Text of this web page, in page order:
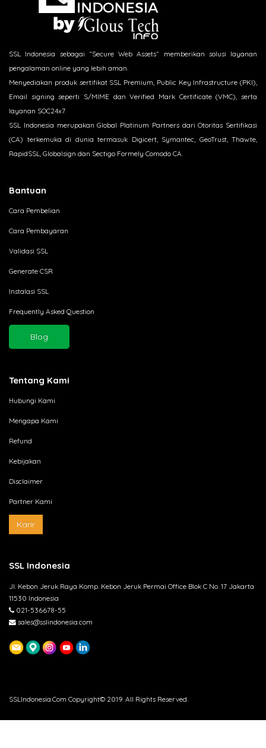
SSL Indonesia sebagai “Secure Web Assets“ memberikan solusi layanan
pengalaman online yang lebih aman.
Menyediakan produk sertifikat SSL Premium, Public Key Infrastructure (PKI),
Email signing seperti S/MIME dan Verified Mark Certificate (VMC), serta
layanan SOC24x7.
SSL Indonesia merupakan Global Platinum Partners dari Otoritas Sertifikasi
(CA) terkemuka di dunia termasuk Digicert, Symantec, GeoTrust, Thawte,
RapidSSL, Globalsign dan Sectigo Formely Comodo CA.
Bantuan
Cara Pembelian
Cara Pembayaran
Validasi SSL
Generate CSR
Instalasi SSL
Frequently Asked Question
Blog
Tentang Kami
Hubungi Kami
Mengapa Kami
Refund
Kebijakan
Disclaimer
Partner Kami
Karir
SSL Indonesia
Jl. Kebon Jeruk Raya Komp. Kebon Jeruk Permai Office Blok C No. 17 Jakarta
11530 Indonesia
021-536678-55
sales@sslindonesia.com
SSLIndonesia.Com Copyright© 2019. All Rights Reserved.